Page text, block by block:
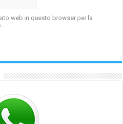
web in questo browser per la